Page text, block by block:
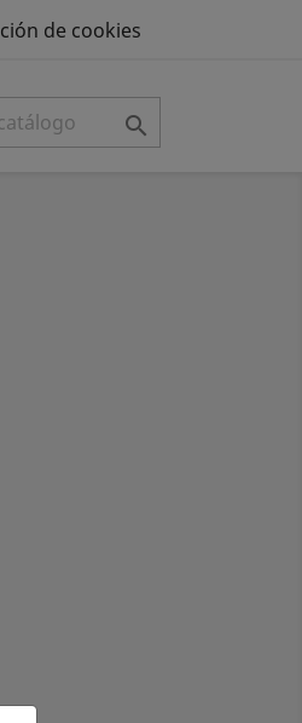
de cookies
